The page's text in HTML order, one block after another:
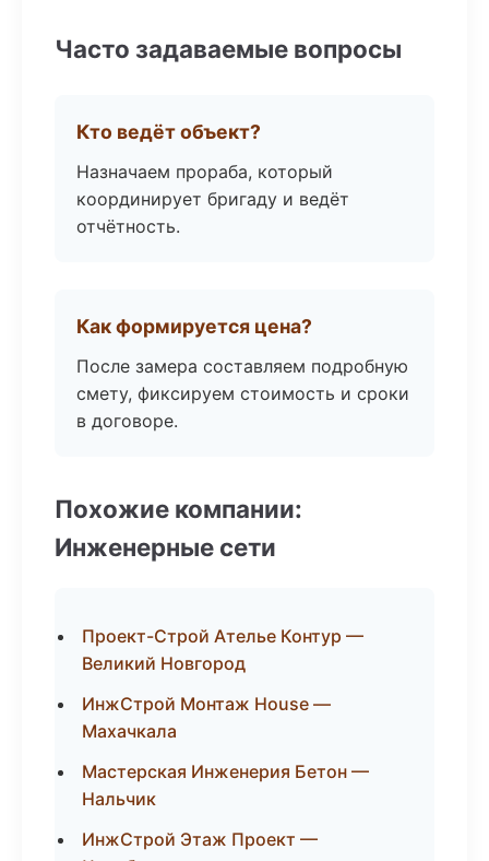
Часто задаваемые вопросы
Кто ведёт объект?
Назначаем прораба, который
координирует бригаду и ведёт
отчётность.
Как формируется цена?
После замера составляем подробную
смету, фиксируем стоимость и сроки
в договоре.
Похожие компании:
Инженерные сети
Проект-Строй Ателье Контур —
Великий Новгород
ИнжСтрой Монтаж House —
Махачкала
Мастерская Инженерия Бетон —
Нальчик
ИнжСтрой Этаж Проект —